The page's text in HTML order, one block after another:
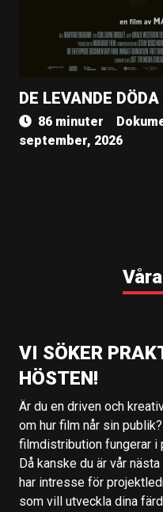
DE LEVANDE
86 minuter
september, 2026
VI SÖKER
HÖSTEN!
Är du en driven och
om hur film når sin
filmdistribution fungerar i
Då kanske du är vår
har intresse för
som vill utveckla dina